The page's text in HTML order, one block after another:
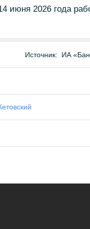
июня 2026 года
Источник: ИА